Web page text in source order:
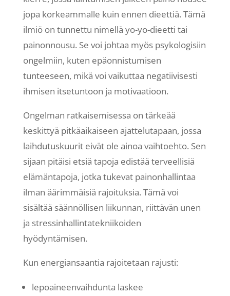
jopa korkeammalle kuin ennen dieettiä. Tämä
ilmiö on tunnettu nimellä yo-yo-dieetti tai
painonnousu. Se voi johtaa myös psykologisiin
ongelmiin, kuten epäonnistumisen
tunteeseen, mikä voi vaikuttaa negatiivisesti
ihmisen itsetuntoon ja motivaatioon.
Ongelman ratkaisemisessa on tärkeää
keskittyä pitkäaikaiseen ajattelutapaan, jossa
laihdutuskuurit eivät ole ainoa vaihtoehto. Sen
sijaan pitäisi etsiä tapoja edistää terveellisiä
elämäntapoja, jotka tukevat painonhallintaa
ilman äärimmäisiä rajoituksia. Tämä voi
sisältää säännöllisen liikunnan, riittävän unen
ja stressinhallintatekniikoiden
hyödyntämisen.
Kun energiansaantia rajoitetaan rajusti:
lepoaineenvaihdunta laskee